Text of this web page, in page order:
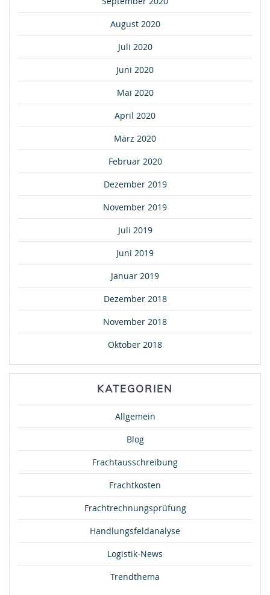
August 2020
Juli 2020
Juni 2020
Mai 2020
April 2020
März 2020
Februar 2020
Dezember 2019
November 2019
Juli 2019
Juni 2019
Januar 2019
Dezember 2018
November 2018
Oktober 2018
KATEGORIEN
Allgemein
Blog
Frachtausschreibung
Frachtkosten
Frachtrechnungsprüfung
Handlungsfeldanalyse
Logistik-News
Trendthema